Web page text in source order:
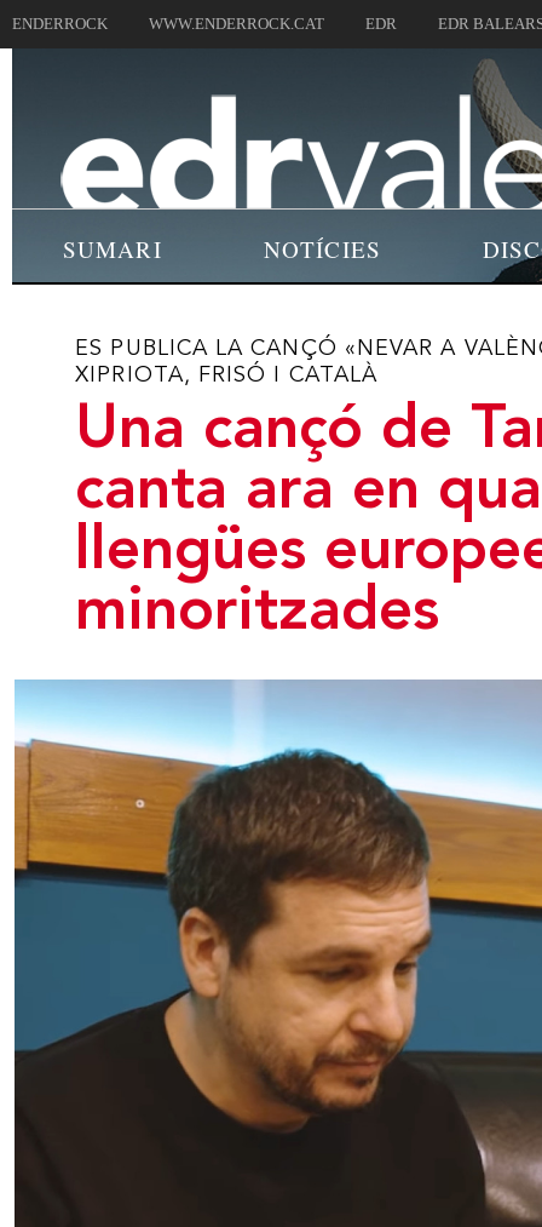
ENDERROCK WWW.ENDERROCK.CAT EDR EDR
SUMARI NOTÍCIES
ES PUBLICA LA CANÇÓ «NEVAR A
XIPRIOTA, FRISÓ I CATALÀ
Una cançó de
canta ara en
llengües
minoritzades